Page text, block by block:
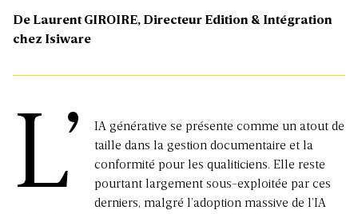
De Laurent GIROIRE, Directeur Edition & Intégration
chez Isiware
L’
IA générative se présente comme un atout de
taille dans la gestion documentaire et la
conformité pour les qualiticiens. Elle reste
pourtant largement sous-exploitée par ces
derniers, malgré l’adoption massive de l’IA